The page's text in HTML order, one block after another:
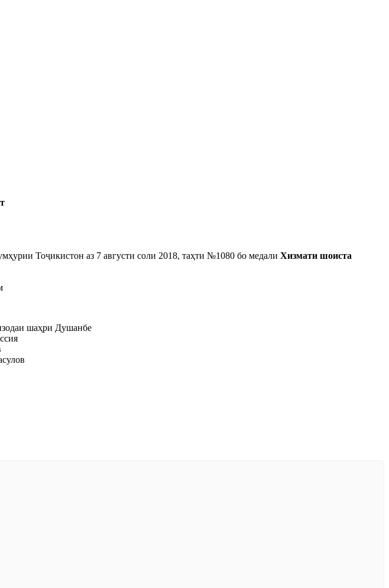
Тоҷикистон аз 7 августи соли 2018, таҳти №1080 бо медали Хизмати шоиста
шаҳри Душанбе